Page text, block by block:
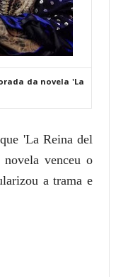
da novela 'La
'La Reina del
venceu o
a trama e